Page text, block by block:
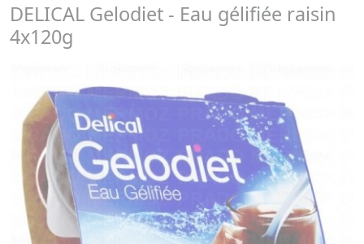
DELICAL Gelodiet - Eau gélifiée raisin
4x120g